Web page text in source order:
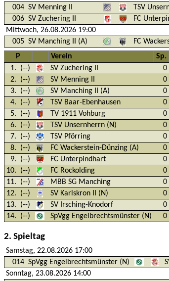
004 SV Menning II
TSV
006 SV Zuchering II
FC
Mittwoch, 26.08.2026 19:00
005 SV Manching II (A) FC
P
Verein Sp.
1.
(--) SV Zuchering II 0
2.
(--) SV Menning II 0
3.
(--) SV Manching II (A) 0
4.
(--) TSV Baar-Ebenhausen 0
5.
(--) TV 1911 Vohburg 0
6.
(--) TSV Unsernherrn (N) 0
7.
(--) TSV Pförring 0
8.
(--) FC Wackerstein-Dünzing (A) 0
9.
(--) FC Unterpindhart 0
10.
(--) FC Rockolding 0
11.
(--) MBB SG Manching 0
12.
(--) SV Karlskron II (N) 0
13.
(--) SV Irsching-Knodorf 0
14.
(--) SpVgg Engelbrechtsmünster (N) 0
2. Spieltag
Samstag, 22.08.2026 17:00
014 SpVgg Engelbrechtsmünster (N)
Sonntag, 23.08.2026 14:00